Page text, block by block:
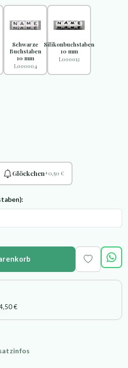
Schwarze
Buchstaben
10 mm
L000004
Silikonbuchstaben
10 mm
L000012
Glöckchen+0,50 €
€